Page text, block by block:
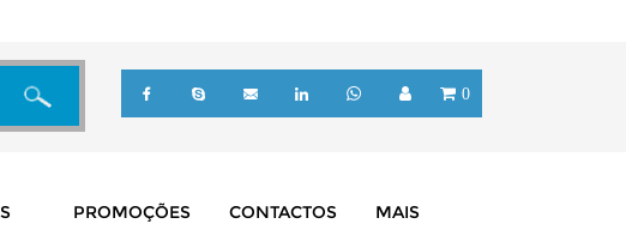
0
PROMOÇÕES CONTACTOS MAIS